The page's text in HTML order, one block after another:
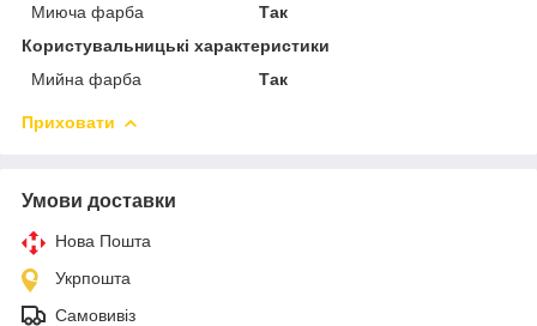
Миюча фарба
Так
Користувальницькі характеристики
Мийна фарба
Так
Приховати
Умови доставки
Нова Пошта
Укрпошта
Самовивіз